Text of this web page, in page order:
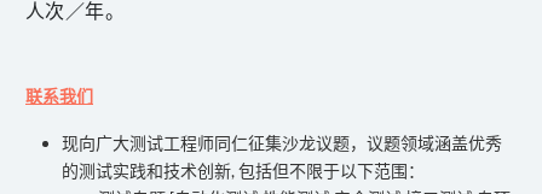
人次／年。
联系我们
现向广大测试工程师同仁征集沙龙议题，议题领域涵盖优秀
的测试实践和技术创新, 包括但不限于以下范围：